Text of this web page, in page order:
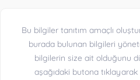
Bu bilgiler tanıtım amaçlı
burada bulunan bilgileri
bilgilerin size ait olduğunu
aşağıdaki butona